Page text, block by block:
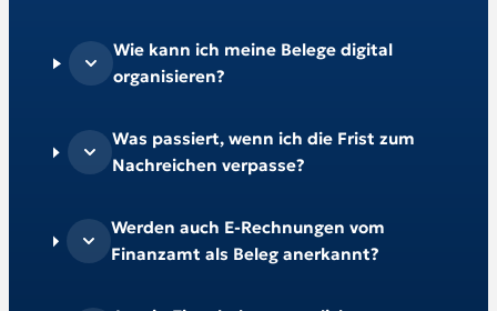
Wie kann ich meine Belege digital
organisieren?
Was passiert, wenn ich die Frist zum
Nachreichen verpasse?
Werden auch E-Rechnungen vom
Finanzamt als Beleg anerkannt?